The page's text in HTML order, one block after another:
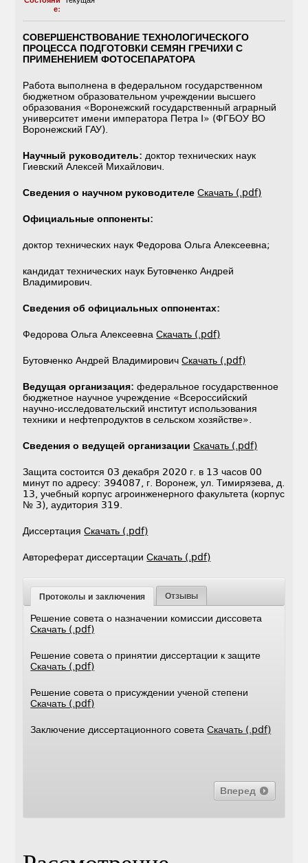
е:
СОВЕРШЕНСТВОВАНИЕ ТЕХНОЛОГИЧЕСКОГО
ПРОЦЕССА ПОДГОТОВКИ СЕМЯН ГРЕЧИХИ С
ПРИМЕНЕНИЕМ ФОТОСЕПАРАТОРА
Работа выполнена в федеральном государственном
бюджетном образовательном учреждении высшего
образования «Воронежский государственный аграрный
университет имени императора Петра I» (ФГБОУ ВО
Воронежский ГАУ).
Научный руководитель: доктор технических наук
Гиевский Алексей Михайлович.
Сведения о научном руководителе Скачать (.pdf)
Официальные оппоненты:
доктор технических наук Федорова Ольга Алексеевна;
кандидат технических наук Бутовченко Андрей
Владимирович.
Сведения об официальных оппонентах:
Федорова Ольга АлексеевнаСкачать (.pdf)
Бутовченко Андрей ВладимировичСкачать (.pdf)
Ведущая организация:федеральное государственное
бюджетное научное учреждение «Всероссийский
научно-исследовательский институт использования
техники и нефтепродуктов в сельском хозяйстве».
Сведения о ведущей организации Скачать (.pdf)
Защита состоится 03 декабря 2020 г. в 13 часов 00
минут по адресу: 394087, г. Воронеж, ул. Тимирязева, д.
13, учебный корпус агроинженерного факультета (корпус
№ 3), аудитория 319.
ДиссертацияСкачать (.pdf)
Автореферат диссертацииСкачать (.pdf)
Протоколы и заключения Отзывы
Решение совета о назначении комиссии диссовета
Скачать (.pdf)
Решение совета о принятии диссертации к защите
Скачать (.pdf)
Решение совета о присуждении ученой степени
Скачать (.pdf)
Заключение диссертационного советаСкачать (.pdf)
Вперед